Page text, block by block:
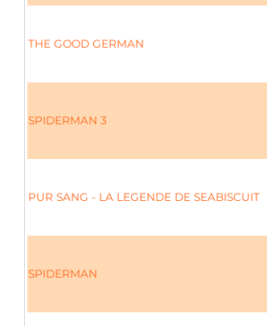
THE GOOD GERMAN
SPIDERMAN 3
PUR SANG - LA LEGENDE DE SEABISCUIT
SPIDERMAN